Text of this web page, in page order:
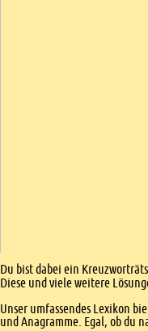
Einleitung
Du bist dabei ein
Diese und viele weitere
Unser umfassendes Lexikon
und Anagramme. Egal, ob du